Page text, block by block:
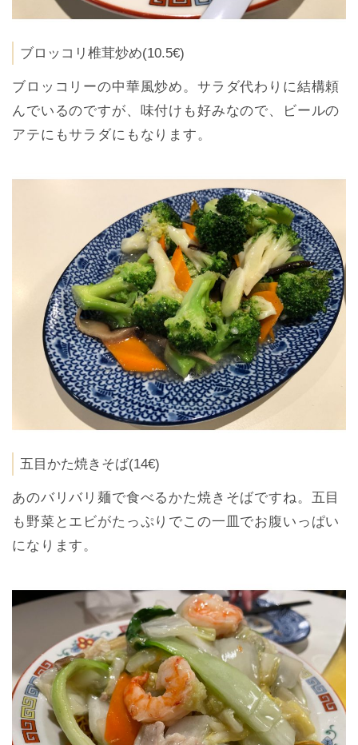
ブロッコリ椎茸炒め(10.5€)
ブロッコリーの中華風炒め。サラダ代わりに結構頼
んでいるのですが、味付けも好みなので、ビールの
アテにもサラダにもなります。
五目かた焼きそば(14€)
あのバリバリ麺で食べるかた焼きそばですね。五目
も野菜とエビがたっぷりでこの一皿でお腹いっぱい
になります。